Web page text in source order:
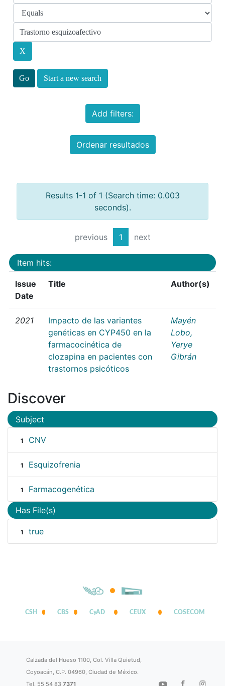
Start a new search
Add filters:
Ordenar resultados
Results 1-1 of 1 (Search time: 0.003
seconds).
previous 1 next
Item hits:
Issue
Date
Title Author(s)
2021
Impacto de las variantes
genéticas en CYP450 en la
farmacocinética de
clozapina en pacientes con
trastornos psicóticos
Mayén
Lobo,
Yerye
Gibrán
Discover
Subject
1 CNV
1 Esquizofrenia
1 Farmacogenética
Has File(s)
1 true
CSH CBS CyAD CEUX COSECOM
Calzada del Hueso 1100, Col. Villa Quietud,
Coyoacán, C.P. 04960, Ciudad de México.
Tel. 55 54 837371